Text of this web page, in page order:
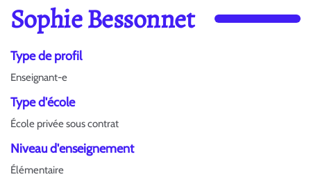
c
Sophie Bessonnet
Type de profil
Enseignant-e
Type d'école
École privée sous contrat
Niveau d'enseignement
Élémentaire